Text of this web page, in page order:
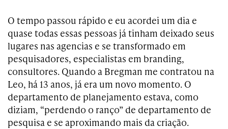
O tempo passou rápido e eu acordei um dia e
quase todas essas pessoas já tinham deixado seus
lugares nas agencias e se transformado em
pesquisadores, especialistas em branding,
consultores. Quando a Bregman me contratou na
Leo, há 13 anos, já era um novo momento. O
departamento de planejamento estava, como
diziam, “perdendo o ranço” de departamento de
pesquisa e se aproximando mais da criação.